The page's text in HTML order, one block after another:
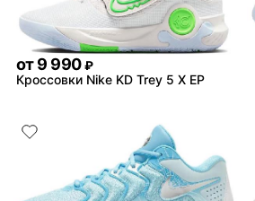
от9 990 ₽
Кроссовки Nike KD Trey 5 X EP